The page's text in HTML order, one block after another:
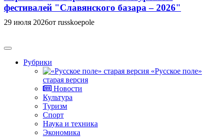
фестивалей "Славянского базара – 2026"
29 июля 2026от russkoepole
Рубрики
«Русское поле»
старая версия
Новости
Культура
Туризм
Спорт
Наука и техника
Экономика